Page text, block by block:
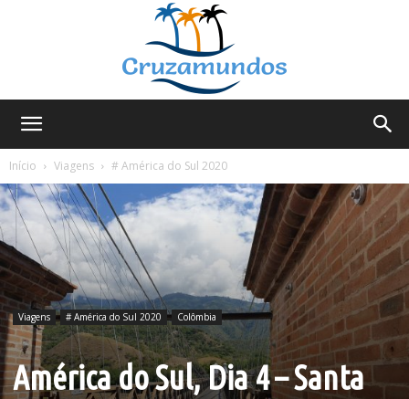
Início
Viagens # América do Sul 2020
Viagens # América do Sul 2020 Colômbia
América do Sul, Dia 4 – Santa